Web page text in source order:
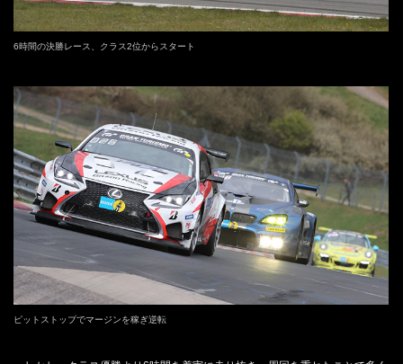
6時間の決勝レース、クラス2位からスタート
ピットストップでマージンを稼ぎ逆転